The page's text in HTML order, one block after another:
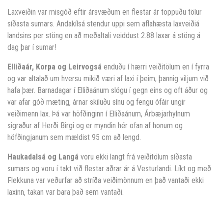
Laxveiðin var misgóð eftir ársvæðum en flestar ár toppuðu tölur
síðasta sumars. Andakílsá stendur uppi sem aflahæsta laxveiðiá
landsins per stöng en að meðaltali veiddust 2.88 laxar á stöng á
dag þar í sumar!
Elliðaár, Korpa og Leirvogsá enduðu í hærri veiðitölum en í fyrra
og var altalað um hversu mikið væri af laxi í þeim, þannig viljum við
hafa þær. Barnadagar í Elliðaánum slógu í gegn eins og oft áður og
var afar góð mæting, árnar skiluðu sínu og fengu ófáir ungir
veiðimenn lax. Þá var höfðinginn í Elliðaánum, Árbæjarhylnum
sigraður af Herði Birgi og er myndin hér ofan af honum og
höfðingjanum sem mældist 95 cm að lengd.
Haukadalsá og Langá voru ekki langt frá veiðitölum síðasta
sumars og voru í takt við flestar aðrar ár á Vesturlandi. Líkt og með
Flekkuna var veðurfar að stríða veiðimönnum en það vantaði ekki
laxinn, takan var bara það sem vantaði.